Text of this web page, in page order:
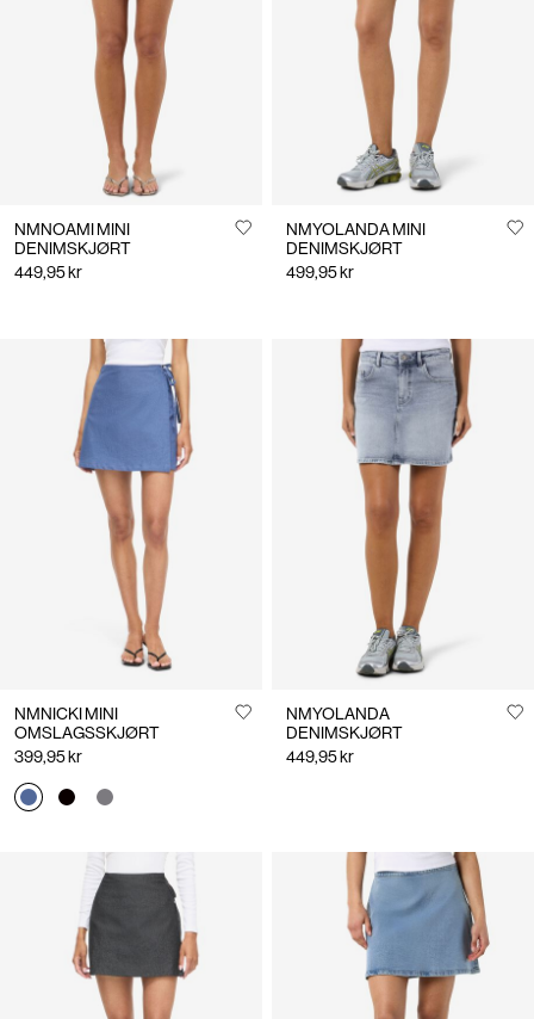
NMNOAMI MINI
DENIMSKJØRT
449,95 kr
NMYOLANDA MINI
DENIMSKJØRT
499,95 kr
NMNICKI MINI
OMSLAGSSKJØRT
399,95 kr
NMYOLANDA
DENIMSKJØRT
449,95 kr